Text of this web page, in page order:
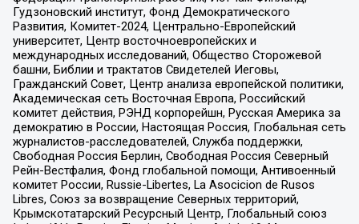
Гудзоновский институт, Фонд Демократического
Развития, Комитет-2024, Центрально-Европейский
университет, Центр восточноевропейских и
международных исследований, Общество Сторожевой
башни, Библии и трактатов Свидетелей Иеговы,
Гражданский Совет, Центр анализа европейской политики,
Академическая сеть Восточная Европа, Российский
комитет действия, РЭНД корпорейшн, Русская Америка за
демократию в России, Настоящая Россия, Глобальная сеть
журналистов-расследователей, Служба поддержки,
Свободная Россия Берлин, Свободная Россия Северный
Рейн-Вестфалия, Фонд глобальной помощи, Антивоенный
комитет России, Russie-Libertes, La Asocicion de Rusos
Libres, Союз за возвращение Северных территорий,
Крымскотатарский Ресурсный Центр, Глобальный союз